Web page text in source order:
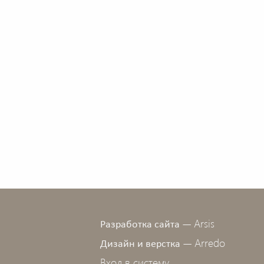
Разработка сайта — Arsis
Дизайн и верстка — Arredo